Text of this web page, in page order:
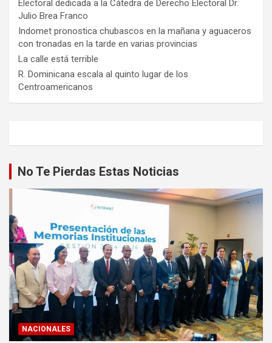
Electoral dedicada a la Cátedra de Derecho Electoral Dr.
Julio Brea Franco
Indomet pronostica chubascos en la mañana y aguaceros
con tronadas en la tarde en varias provincias
La calle está terrible
R. Dominicana escala al quinto lugar de los
Centroamericanos
No Te Pierdas Estas Noticias
NACIONALES